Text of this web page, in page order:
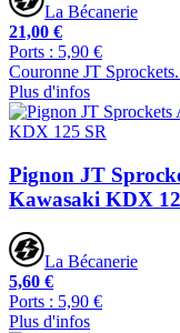
La Bécanerie
21,00 €
Ports : 5,90 €
Couronne JT
Plus d'infos
Pignon JT
Kawasaki KDX
La Bécanerie
5,60 €
Ports : 5,90 €
Plus d'infos